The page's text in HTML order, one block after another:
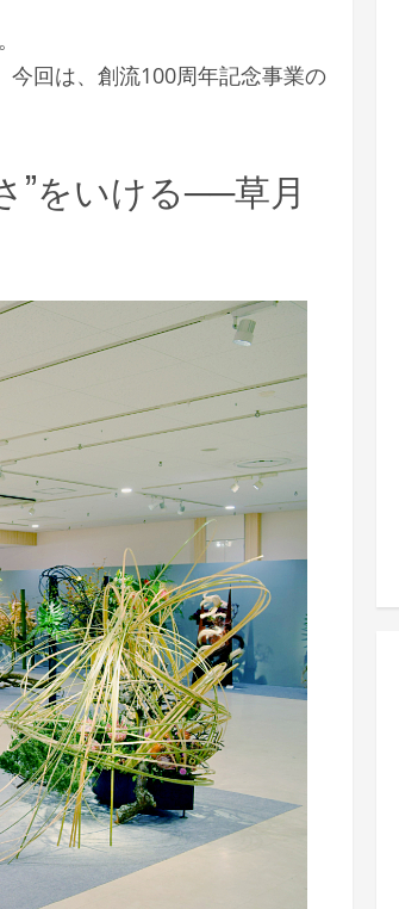
回は、創流100周年記念事業の
”をいける──草月